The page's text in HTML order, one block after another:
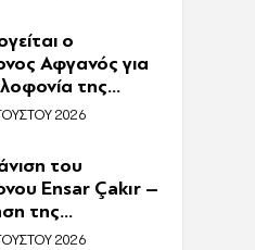
ο
Αφγανός για
της
στην
ντοκιμαντέρ
2026
του
Ensar Çakır –
της
για βοήθεια
2026